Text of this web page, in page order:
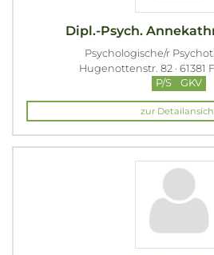
Dipl.-Psych.
Psychologische/r
Hugenottenstr. 82 · 61381
P/S
GKV
zur